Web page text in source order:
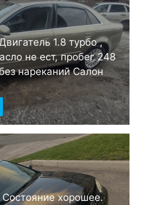
1.8 турбо ,
не ест, пробег 248
нареканий Салон
хорошее.